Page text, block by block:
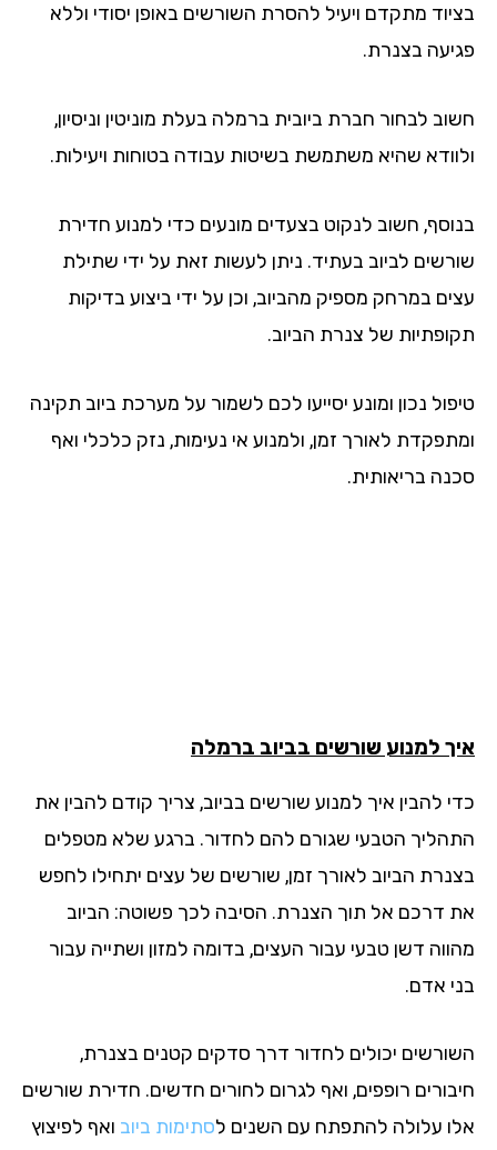
מתקדם ויעיל להסרת השורשים באופן יסודי וללא
בצנרת.
לבחור חברת ביובית ברמלה בעלת מוניטין וניסיון,
שהיא משתמשת בשיטות עבודה בטוחות ויעילות.
חשוב לנקוט בצעדים מונעים כדי למנוע חדירת
לביוב בעתיד. ניתן לעשות זאת על ידי שתילת
במרחק מספיק מהביוב, וכן על ידי ביצוע בדיקות
של צנרת הביוב.
נכון ומונע יסייעו לכם לשמור על מערכת ביוב תקינה
לאורך זמן, ולמנוע אי נעימות, נזק כלכלי ואף
בריאותית.
למנוע שורשים בביוב ברמלה
להבין איך למנוע שורשים בביוב, צריך קודם להבין את
הטבעי שגורם להם לחדור. ברגע שלא מטפלים
הביוב לאורך זמן, שורשים של עצים יתחילו לחפש
דרכם אל תוך הצנרת. הסיבה לכך פשוטה: הביוב
דשן טבעי עבור העצים, בדומה למזון ושתייה עבור
אדם.
יכולים לחדור דרך סדקים קטנים בצנרת,
רופפים, ואף לגרום לחורים חדשים. חדירת שורשים
עלולה להתפתח עם השנים לסתימות ביובואף לפיצוץ